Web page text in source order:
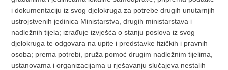
i dokumentaciju iz svog djelokruga za potrebe drugih unutarnjih
ustrojstvenih jedinica Ministarstva, drugih ministarstava i
nadležnih tijela; izrađuje izvješća o stanju poslova iz svog
djelokruga te odgovara na upite i predstavke fizičkih i pravnih
osoba; prema potrebi, pruža pomoć drugim nadležnim tijelima,
ustanovama i organizacijama u rješavanju slučajeva nestalih